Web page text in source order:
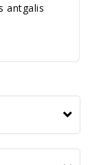
antgalis